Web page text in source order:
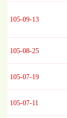
105-09-13
105-08-25
105-07-19
105-07-11